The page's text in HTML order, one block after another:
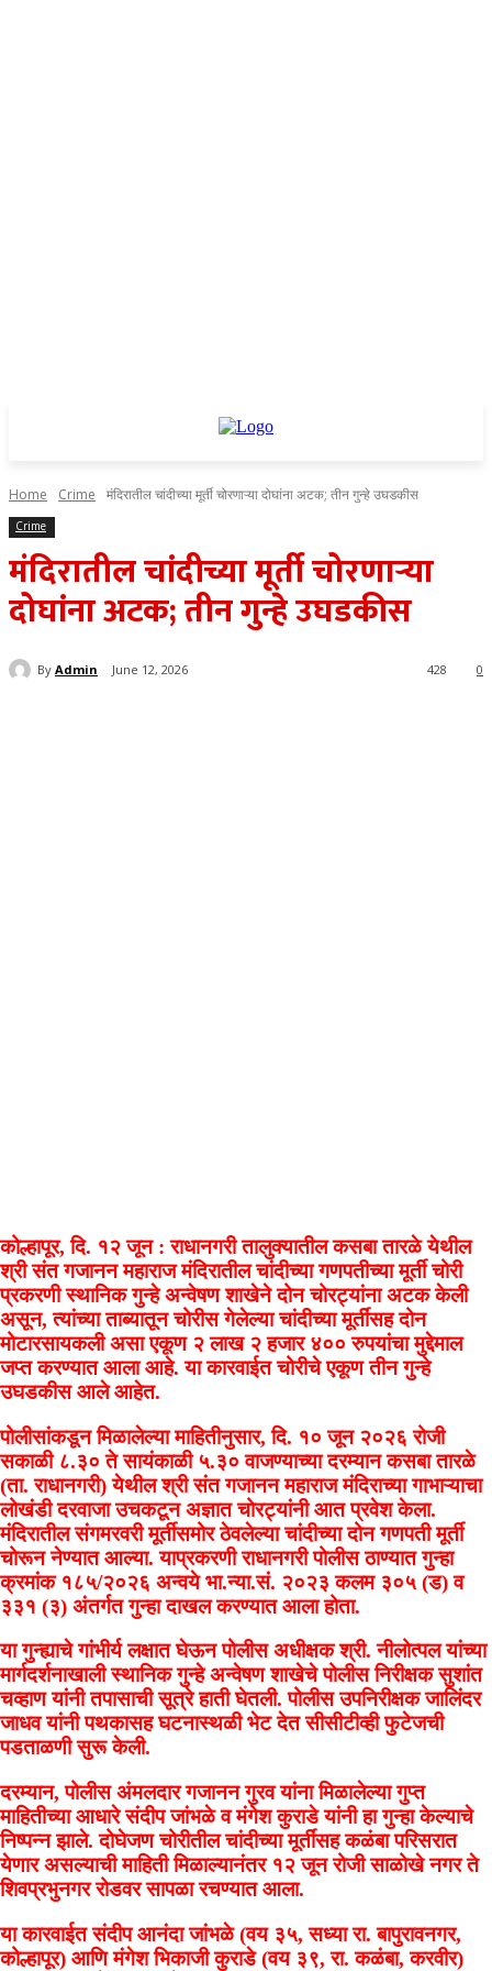
Home Crime मंदिरातील चांदीच्या मूर्ती चोरणाऱ्या दोघांना अटक; तीन गुन्हे उघडकीस
Crime
मंदिरातील चांदीच्या मूर्ती चोरणाऱ्या
दोघांना अटक; तीन गुन्हे उघडकीस
By Admin June 12, 2026 0
428
कोल्हापूर, दि. १२ जून : राधानगरी तालुक्यातील कसबा तारळे येथील
श्री संत गजानन महाराज मंदिरातील चांदीच्या गणपतीच्या मूर्ती चोरी
प्रकरणी स्थानिक गुन्हे अन्वेषण शाखेने दोन चोरट्यांना अटक केली
असून, त्यांच्या ताब्यातून चोरीस गेलेल्या चांदीच्या मूर्तींसह दोन
मोटारसायकली असा एकूण २ लाख २ हजार ४०० रुपयांचा मुद्देमाल
जप्त करण्यात आला आहे. या कारवाईत चोरीचे एकूण तीन गुन्हे
उघडकीस आले आहेत.
पोलीसांकडून मिळालेल्या माहितीनुसार, दि. १० जून २०२६ रोजी
सकाळी ८.३० ते सायंकाळी ५.३० वाजण्याच्या दरम्यान कसबा तारळे
(ता. राधानगरी) येथील श्री संत गजानन महाराज मंदिराच्या गाभाऱ्याचा
लोखंडी दरवाजा उचकटून अज्ञात चोरट्यांनी आत प्रवेश केला.
मंदिरातील संगमरवरी मूर्तीसमोर ठेवलेल्या चांदीच्या दोन गणपती मूर्ती
चोरून नेण्यात आल्या. याप्रकरणी राधानगरी पोलीस ठाण्यात गुन्हा
क्रमांक १८५/२०२६ अन्वये भा.न्या.सं. २०२३ कलम ३०५ (ड) व
३३१ (३) अंतर्गत गुन्हा दाखल करण्यात आला होता.
या गुन्ह्याचे गांभीर्य लक्षात घेऊन पोलीस अधीक्षक श्री. नीलोत्पल यांच्या
मार्गदर्शनाखाली स्थानिक गुन्हे अन्वेषण शाखेचे पोलीस निरीक्षक सुशांत
चव्हाण यांनी तपासाची सूत्रे हाती घेतली. पोलीस उपनिरीक्षक जालिंदर
जाधव यांनी पथकासह घटनास्थळी भेट देत सीसीटीव्ही फुटेजची
पडताळणी सुरू केली.
दरम्यान, पोलीस अंमलदार गजानन गुरव यांना मिळालेल्या गुप्त
माहितीच्या आधारे संदीप जांभळे व मंगेश कुराडे यांनी हा गुन्हा केल्याचे
निष्पन्न झाले. दोघेजण चोरीतील चांदीच्या मूर्तींसह कळंबा परिसरात
येणार असल्याची माहिती मिळाल्यानंतर १२ जून रोजी साळोखे नगर ते
शिवप्रभुनगर रोडवर सापळा रचण्यात आला.
या कारवाईत संदीप आनंदा जांभळे (वय ३५, सध्या रा. बापुरावनगर,
कोल्हापूर) आणि मंगेश भिकाजी कुराडे (वय ३९, रा. कळंबा, करवीर)